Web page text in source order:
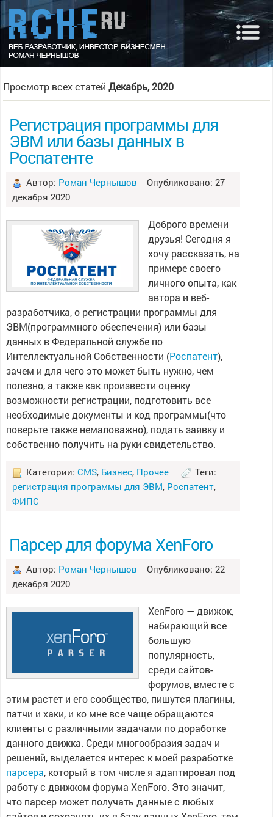
Просмотр всех статейДекабрь, 2020
Регистрация программы для
ЭВМ или базы данных в
Роспатенте
Автор: Роман Чернышов Опубликовано: 27
декабря 2020
Доброго времени
друзья! Сегодня я
хочу рассказать, на
примере своего
личного опыта, как
автора и веб-
разработчика, о регистрации программы для
ЭВМ(программного обеспечения) или базы
данных в Федеральной службе по
Интеллектуальной Собственности (Роспатент),
зачем и для чего это может быть нужно, чем
полезно, а также как произвести оценку
возможности регистрации, подготовить все
необходимые документы и код программы(что
поверьте также немаловажно), подать заявку и
собственно получить на руки свидетельство.
Категории: CMS, Бизнес, Прочее
Теги:
регистрация программы для ЭВМ, Роспатент,
ФИПС
Парсер для форума XenForo
Автор: Роман Чернышов Опубликовано: 22
декабря 2020
XenForo — движок,
набирающий все
большую
популярность,
среди сайтов-
форумов, вместе с
этим растет и его сообщество, пишутся плагины,
патчи и хаки, и ко мне все чаще обращаются
клиенты с различными задачами по доработке
данного движка. Среди многообразия задач и
решений, выделается интерес к моей разработке
парсера, который в том числе я адаптировал под
работу с движком форума XenForo. Это значит,
что парсер может получать данные с любых